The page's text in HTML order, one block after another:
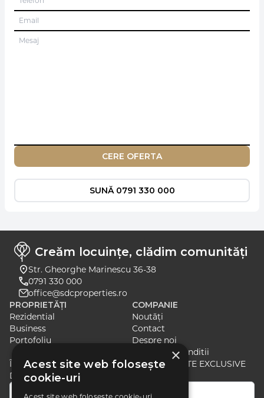
CERE OFERTA
SUNĂ 0791 330 000
Creăm locuințe, clădim comunități
Str. Gheorghe Marinescu 36-38
0791 330 000
office@sdcproperties.ro
PROPRIETĂȚI
Rezidential
Business
Portofoliu
COMPANIE
Noutăți
Contact
Despre noi
Termeni si Conditii
ÎNSCRIE-TE PENTRU A PRIMI ȘTIRI ȘI OFERTE EXCLUSIVE
DESPRE CELE MAI RECENTE LANSĂRI
×
Acest site web folosește
cookie-uri